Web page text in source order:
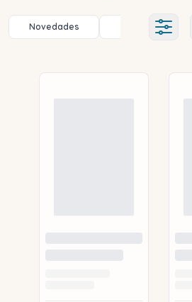
Novedades Título (a-z)